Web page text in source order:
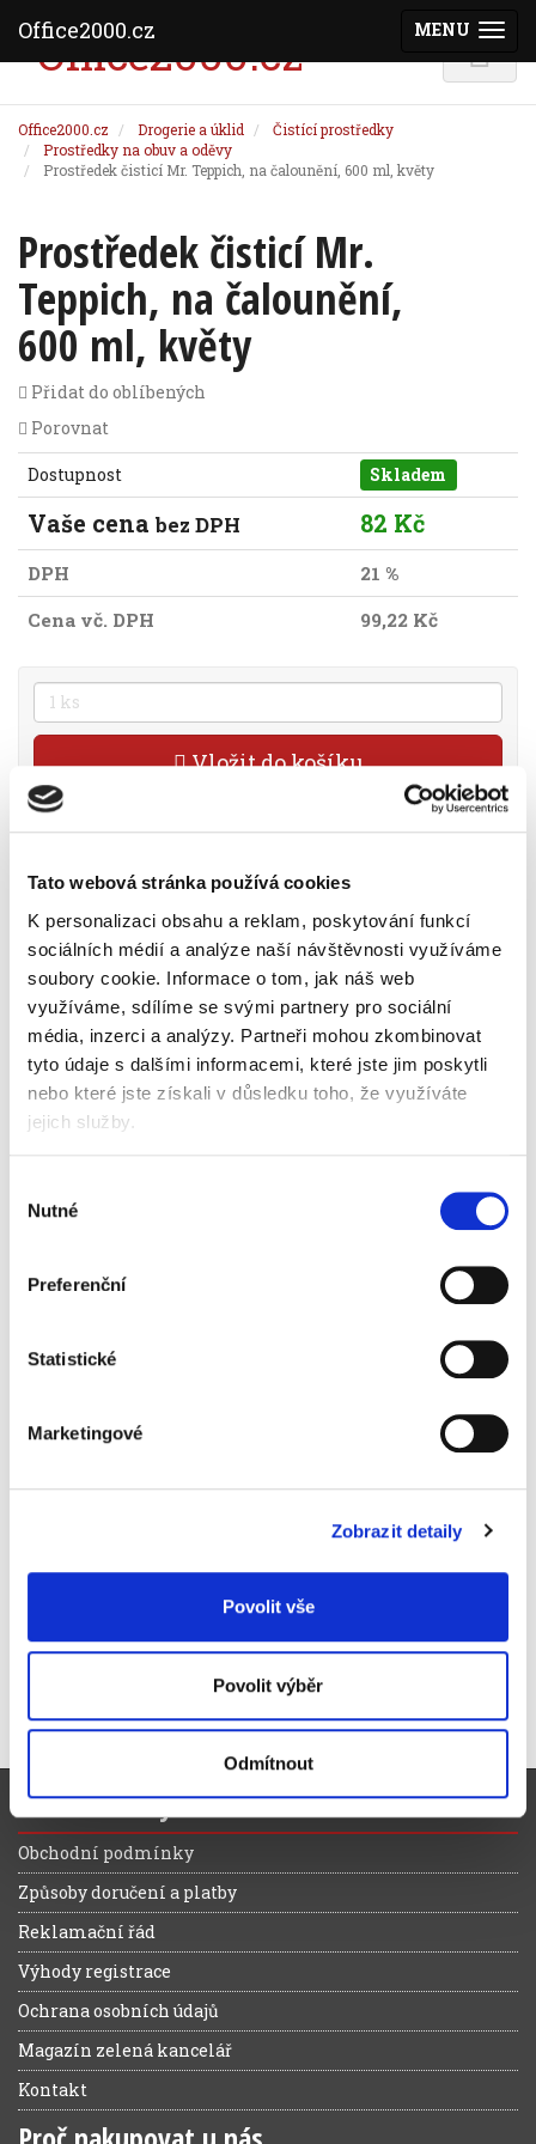
Tato webová stránka používá cookies
K personalizaci obsahu a reklam, poskytování funkcí
sociálních médií a analýze naší návštěvnosti využíváme
soubory cookie. Informace o tom, jak náš web
využíváme, sdílíme se svými partnery pro sociální
média, inzerci a analýzy. Partneři mohou zkombinovat
tyto údaje s dalšími informacemi, které jste jim poskytli
nebo které jste získali v důsledku toho, že využíváte
jejich služby.
souhlasu
Nutné
Preferenční
Statistické
Marketingové
Zobrazit detaily
Povolit vše
Povolit výběr
Odmítnout
Office2000.cz Drogerie a úklid
Čistící prostředky
Prostředky na obuv a oděvy
Prostředek čisticí Mr. Teppich, na čalounění, 600 ml, květy
Prostředek čisticí Mr.
Teppich, na čalounění,
600 ml, květy
Přidat do oblíbených
Porovnat
Dostupnost Skladem
Vaše cena bez DPH 82 Kč
DPH
21 %
Cena vč. DPH
99,22 Kč
Vložit do košíku
Skladem
Popis Alternativní produkty
praktický pomocník na čištění koberců
a čalounění
vhodný i pro alergiky
vůně květin
Informace o produktu
Specifikace produktu
Objednací číslo 929819011
Pro zákazníky
Obchodní podmínky
Způsoby doručení a platby
Reklamační řád
Výhody registrace
Ochrana osobních údajů
Magazín zelená kancelář
Kontakt
MENU
Office2000.cz